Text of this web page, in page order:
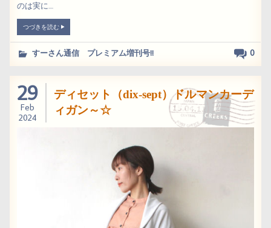
のは実に....
つづきを読む
0
すーさん通信 プレミアム増刊号!!
29
Feb
2024
ディセット（dix-sept）ドルマンカーデ
ィガン～☆